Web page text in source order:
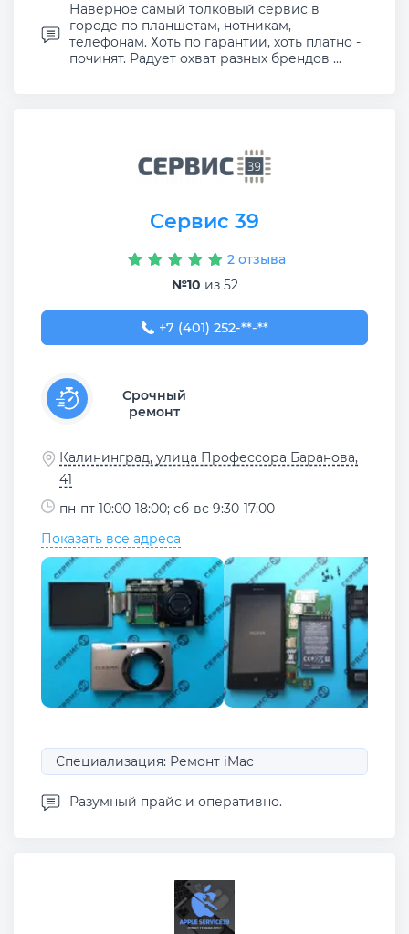
Наверное самый толковый сервис в
городе по планшетам, нотникам,
телефонам. Хоть по гарантии, хоть платно -
починят. Радует охват разных брендов ...
Сервис 39
2 отзыва
№10 из 52
+7 (401) 252-43-21
+7 (401) 252-**-**
Срочный
ремонт
Калининград, улица Профессора Баранова,
41
пн-пт 10:00-18:00; сб-вс 9:30-17:00
Показать все адреса
Специализация: Ремонт iMac
Разумный прайс и оперативно.